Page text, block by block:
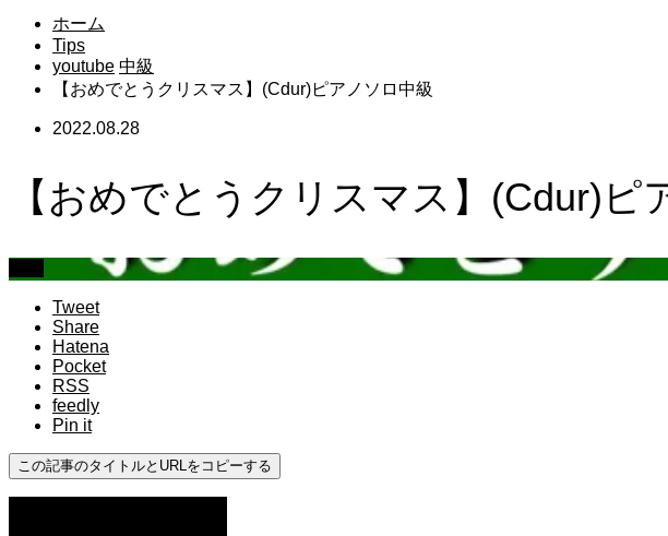
ホーム
Tips
youtube 中級
【おめでとうクリスマス】(Cdur)ピアノソロ中級
2022.08.28
【おめでとうクリスマス】(Cdur)ピ
Tweet
Share
Hatena
Pocket
RSS
feedly
Pin it
この記事のタイトルとURLをコピーする